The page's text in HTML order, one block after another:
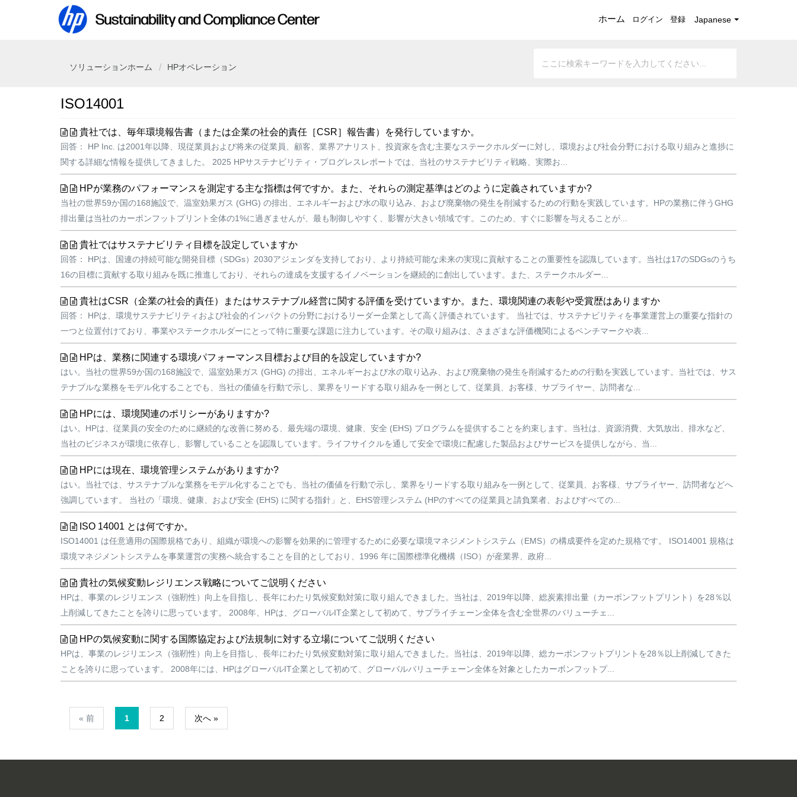
ホーム Japanese
ログイン 登録
ソリューションホーム HPオペレーション
ISO14001
貴社では、毎年環境報告書（または企業の社会的責任［CSR］報告書）を発行していますか。
回答： HP Inc. は2001年以降、現従業員および将来の従業員、顧客、業界アナリスト、投資家を含む主要なステークホルダーに対し、環境および社会分野における取り組みと進捗に
関する詳細な情報を提供してきました。 2025 HPサステナビリティ・プログレスレポートでは、当社のサステナビリティ戦略、実際お...
HPが業務のパフォーマンスを測定する主な指標は何ですか。また、それらの測定基準はどのように定義されていますか?
当社の世界59か国の168施設で、温室効果ガス (GHG) の排出、エネルギーおよび水の取り込み、および廃棄物の発生を削減するための行動を実践しています。HPの業務に伴うGHG
排出量は当社のカーボンフットプリント全体の1%に過ぎませんが、最も制御しやすく、影響が大きい領域です。このため、すぐに影響を与えることが...
貴社ではサステナビリティ目標を設定していますか
回答： HPは、国連の持続可能な開発目標（SDGs）2030アジェンダを支持しており、より持続可能な未来の実現に貢献することの重要性を認識しています。当社は17のSDGsのうち
16の目標に貢献する取り組みを既に推進しており、それらの達成を支援するイノベーションを継続的に創出しています。また、ステークホルダー...
貴社はCSR（企業の社会的責任）またはサステナブル経営に関する評価を受けていますか。また、環境関連の表彰や受賞歴はありますか
回答： HPは、環境サステナビリティおよび社会的インパクトの分野におけるリーダー企業として高く評価されています。 当社では、サステナビリティを事業運営上の重要な指針の
一つと位置付けており、事業やステークホルダーにとって特に重要な課題に注力しています。その取り組みは、さまざまな評価機関によるベンチマークや表...
HPは、業務に関連する環境パフォーマンス目標および目的を設定していますか?
はい。当社の世界59か国の168施設で、温室効果ガス (GHG) の排出、エネルギーおよび水の取り込み、および廃棄物の発生を削減するための行動を実践しています。当社では、サス
テナブルな業務をモデル化することでも、当社の価値を行動で示し、業界をリードする取り組みを一例として、従業員、お客様、サプライヤー、訪問者な...
HPには、環境関連のポリシーがありますか?
はい。HPは、従業員の安全のために継続的な改善に努める、最先端の環境、健康、安全 (EHS) プログラムを提供することを約束します。当社は、資源消費、大気放出、排水など、
当社のビジネスが環境に依存し、影響していることを認識しています。ライフサイクルを通して安全で環境に配慮した製品およびサービスを提供しながら、当...
HPには現在、環境管理システムがありますか?
はい。当社では、サステナブルな業務をモデル化することでも、当社の価値を行動で示し、業界をリードする取り組みを一例として、従業員、お客様、サプライヤー、訪問者などへ
強調しています。 当社の「環境、健康、および安全 (EHS) に関する指針」と、EHS管理システム (HPのすべての従業員と請負業者、およびすべての...
ISO 14001 とは何ですか。
ISO14001 は任意適用の国際規格であり、組織が環境への影響を効果的に管理するために必要な環境マネジメントシステム（EMS）の構成要件を定めた規格です。 ISO14001 規格は
環境マネジメントシステムを事業運営の実務へ統合することを目的としており、1996 年に国際標準化機構（ISO）が産業界、政府...
貴社の気候変動レジリエンス戦略についてご説明ください
HPは、事業のレジリエンス（強靭性）向上を目指し、長年にわたり気候変動対策に取り組んできました。当社は、2019年以降、総炭素排出量（カーボンフットプリント）を28％以
上削減してきたことを誇りに思っています。 2008年、HPは、グローバルIT企業として初めて、サプライチェーン全体を含む全世界のバリューチェ...
HPの気候変動に関する国際協定および法規制に対する立場についてご説明ください
HPは、事業のレジリエンス（強靭性）向上を目指し、長年にわたり気候変動対策に取り組んできました。当社は、2019年以降、総カーボンフットプリントを28％以上削減してきた
ことを誇りに思っています。 2008年には、HPはグローバルIT企業として初めて、グローバルバリューチェーン全体を対象としたカーボンフットプ...
« 前 1 2 次へ »